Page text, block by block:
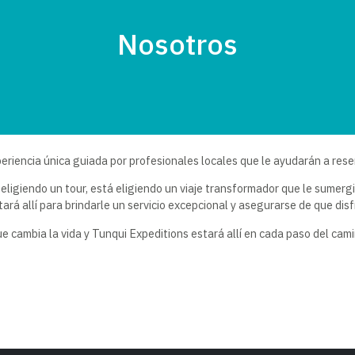
Nosotros
única guiada por profesionales locales que le ayudarán a
un tour, está eligiendo un viaje transformador que le
allí para brindarle un servicio excepcional y asegurarse de que
cambia la vida y Tunqui Expeditions estará allí en cada paso del